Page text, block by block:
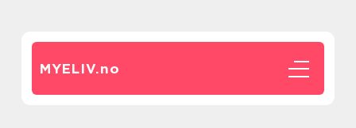
MYELIV.no